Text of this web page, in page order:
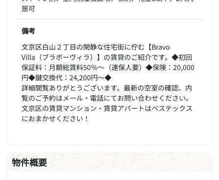
居可
備考
文京区白山２丁目の閑静な住宅街に佇む【Bravo
Villa（ブラボーヴィラ）】の賃貸のご紹介です。◆初回
保証料：月額総賃料50％～（連保人要）◆保険：20,000
円◆鍵交換代：24,200円～◆
詳細閲覧ありがとうございます。最新の空室の確認、内
覧のご予約はメール・電話にてお問い合わせください。
文京区の賃貸マンション・賃貸アパートはベステックス
におまかせください！
物件概要